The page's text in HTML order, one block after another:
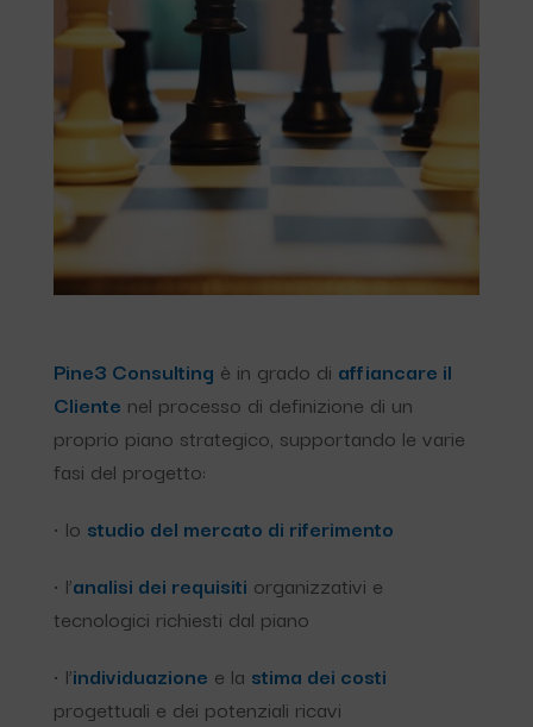
Pine3 Consulting è in grado di affiancare il
Cliente nel processo di definizione di un
proprio piano strategico, supportando le varie
fasi del progetto:
• lo studio del mercato di riferimento
• l’analisi dei requisiti organizzativi e
tecnologici richiesti dal piano
• l’individuazione e la stima dei costi
progettuali e dei potenziali ricavi